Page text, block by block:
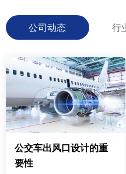
公司动态 行
公交车出风口设计的重
要性